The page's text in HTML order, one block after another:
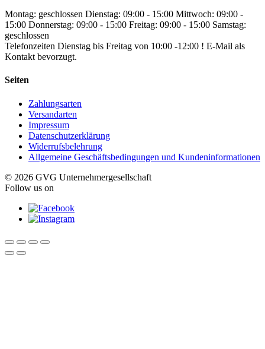
Montag: geschlossen Dienstag: 09:00 - 15:00 Mittwoch: 09:00 -
15:00 Donnerstag: 09:00 - 15:00 Freitag: 09:00 - 15:00 Samstag:
geschlossen
Telefonzeiten Dienstag bis Freitag von 10:00 -12:00 ! E-Mail als
Kontakt bevorzugt.
Seiten
Zahlungsarten
Versandarten
Impressum
Datenschutzerklärung
Widerrufsbelehrung
Allgemeine Geschäftsbedingungen und Kundeninformationen
© 2026 GVG Unternehmergesellschaft
Follow us on